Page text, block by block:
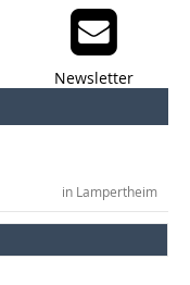
Newsletter
in Lampertheim